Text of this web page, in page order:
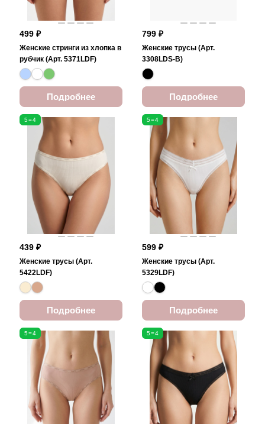
499 ₽
Женские стринги из хлопка в
рубчик (Арт. 5371LDF)
Подробнее
799 ₽
Женские трусы (Арт.
3308LDS-B)
Подробнее
5=4
439 ₽
Женские трусы (Арт.
5422LDF)
Подробнее
5=4
599 ₽
Женские трусы (Арт.
5329LDF)
Подробнее
5=4 5=4